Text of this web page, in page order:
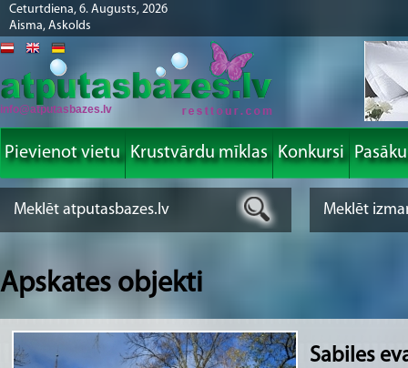
Ceturtdiena, 6. Augusts, 2026
Aisma, Askolds
info@atputasbazes.lv
Pievienot vietu Krustvārdu mīklas Konkursi
Apskates objekti
Sabiles